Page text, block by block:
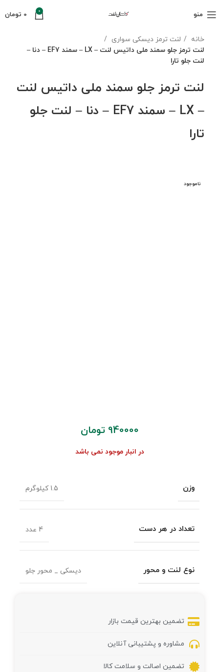
منو 0
0 تومان
خانه
لنت ترمز دیسکی سواری
لنت ترمز جلو سمند ملی داتیس لنت – LX – سمند EF7 – دنا –
لنت جلو تارا
لنت ترمز جلو سمند ملی داتیس لنت
– LX – سمند EF7 – دنا – لنت جلو
تارا
ناموجود
940000 تومان
در انبار موجود نمی باشد
وزن 1.5 کیلوگرم
تعداد در هر دست 4 عدد
نوع لنت و محور دیسکی _ محور جلو
تضمین بهترین قیمت بازار
مشاوره و پشتیبانی آنلاین
تضمین اصالت و سلامت کالا